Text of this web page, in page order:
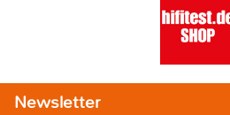
Newsletter